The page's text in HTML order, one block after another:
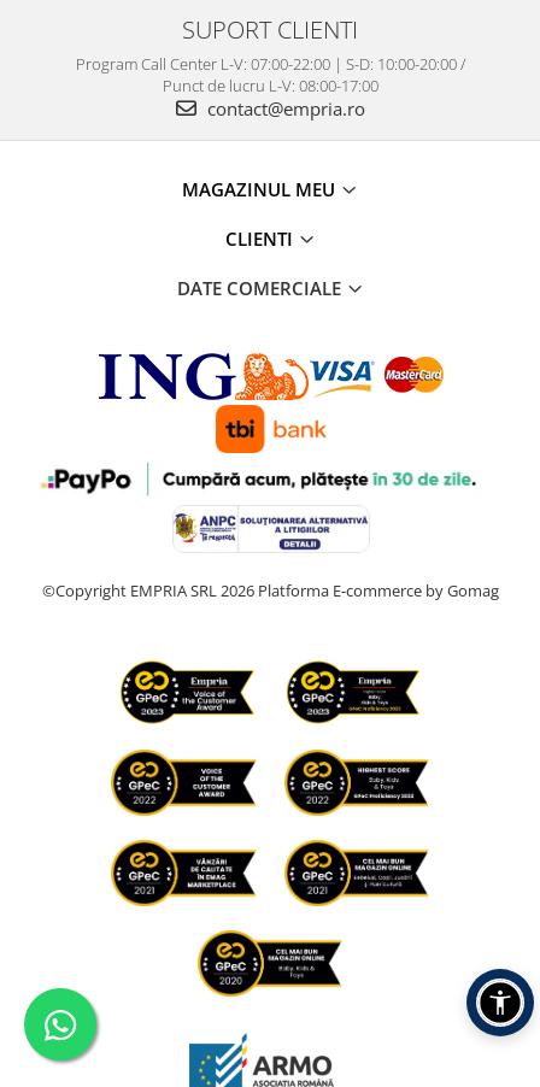
SUPORT CLIENTI
Program Call Center L-V: 07:00-22:00 | S-D: 10:00-20:00 /
Punct de lucru L-V: 08:00-17:00
contact@empria.ro
MAGAZINUL MEU
CLIENTI
DATE COMERCIALE
©Copyright EMPRIA SRL 2026 Platforma E-commerce by Gomag